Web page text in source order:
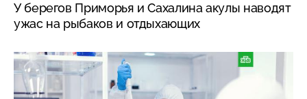
У берегов Приморья и Сахалина акулы наводят
ужас на рыбаков и отдыхающих